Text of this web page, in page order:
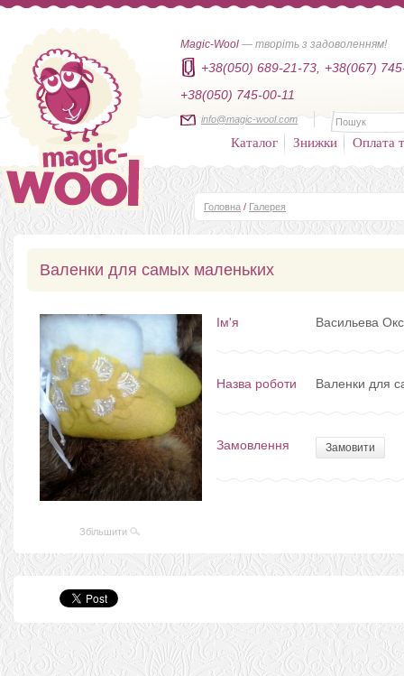
Magic-Wool — творіть з задоволенням!
+38(050) 689-21-73,
+38(067)
+38(050) 745-00-11
info@magic-wool.com
Каталог Знижки Оплата
Головна / Галерея
Валенки для самых маленьких
Збільшити
Ім'я Васильева
Назва роботи Валенки для
Замовлення Замовити